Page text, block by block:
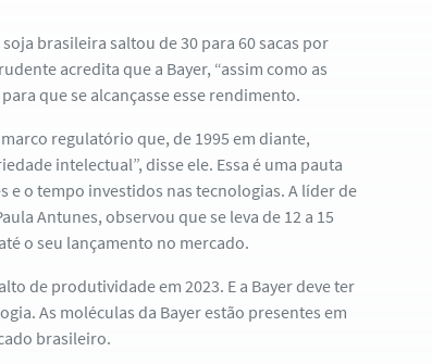
brasileira saltou de 30 para 60 sacas por
acredita que a Bayer, “assim como as
que se alcançasse esse rendimento.
regulatório que, de 1995 em diante,
intelectual”, disse ele. Essa é uma pauta
e o tempo investidos nas tecnologias. A líder de
Antunes, observou que se leva de 12 a 15
o seu lançamento no mercado.
de produtividade em 2023. E a Bayer deve ter
As moléculas da Bayer estão presentes em
brasileiro.